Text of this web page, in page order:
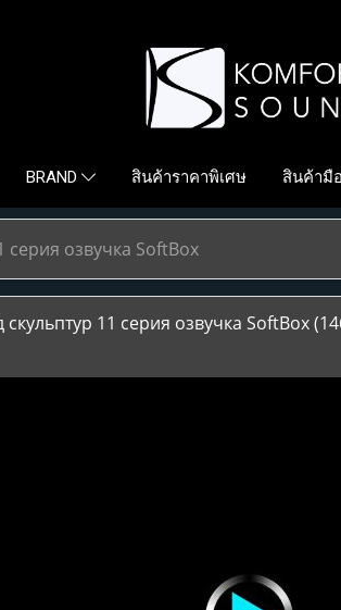
BRAND สินค้าราคาพิเศษ สินค้ามื
серия озвучка SoftBox
11 серия озвучка SoftBox